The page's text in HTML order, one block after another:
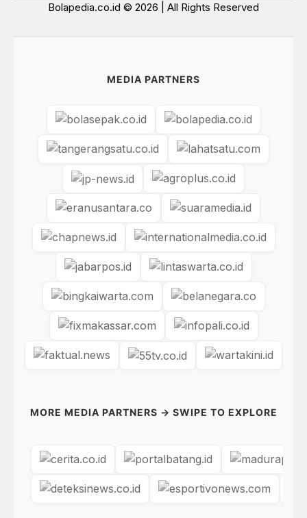
Bolapedia.co.id © 2026 | All Rights Reserved
MEDIA PARTNERS
MORE MEDIA PARTNERS → SWIPE TO EXPLORE